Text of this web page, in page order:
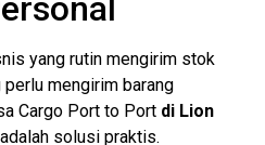
yang rutin mengirim stok
mengirim barang
Cargo Port to Port di Lion
adalah solusi praktis.